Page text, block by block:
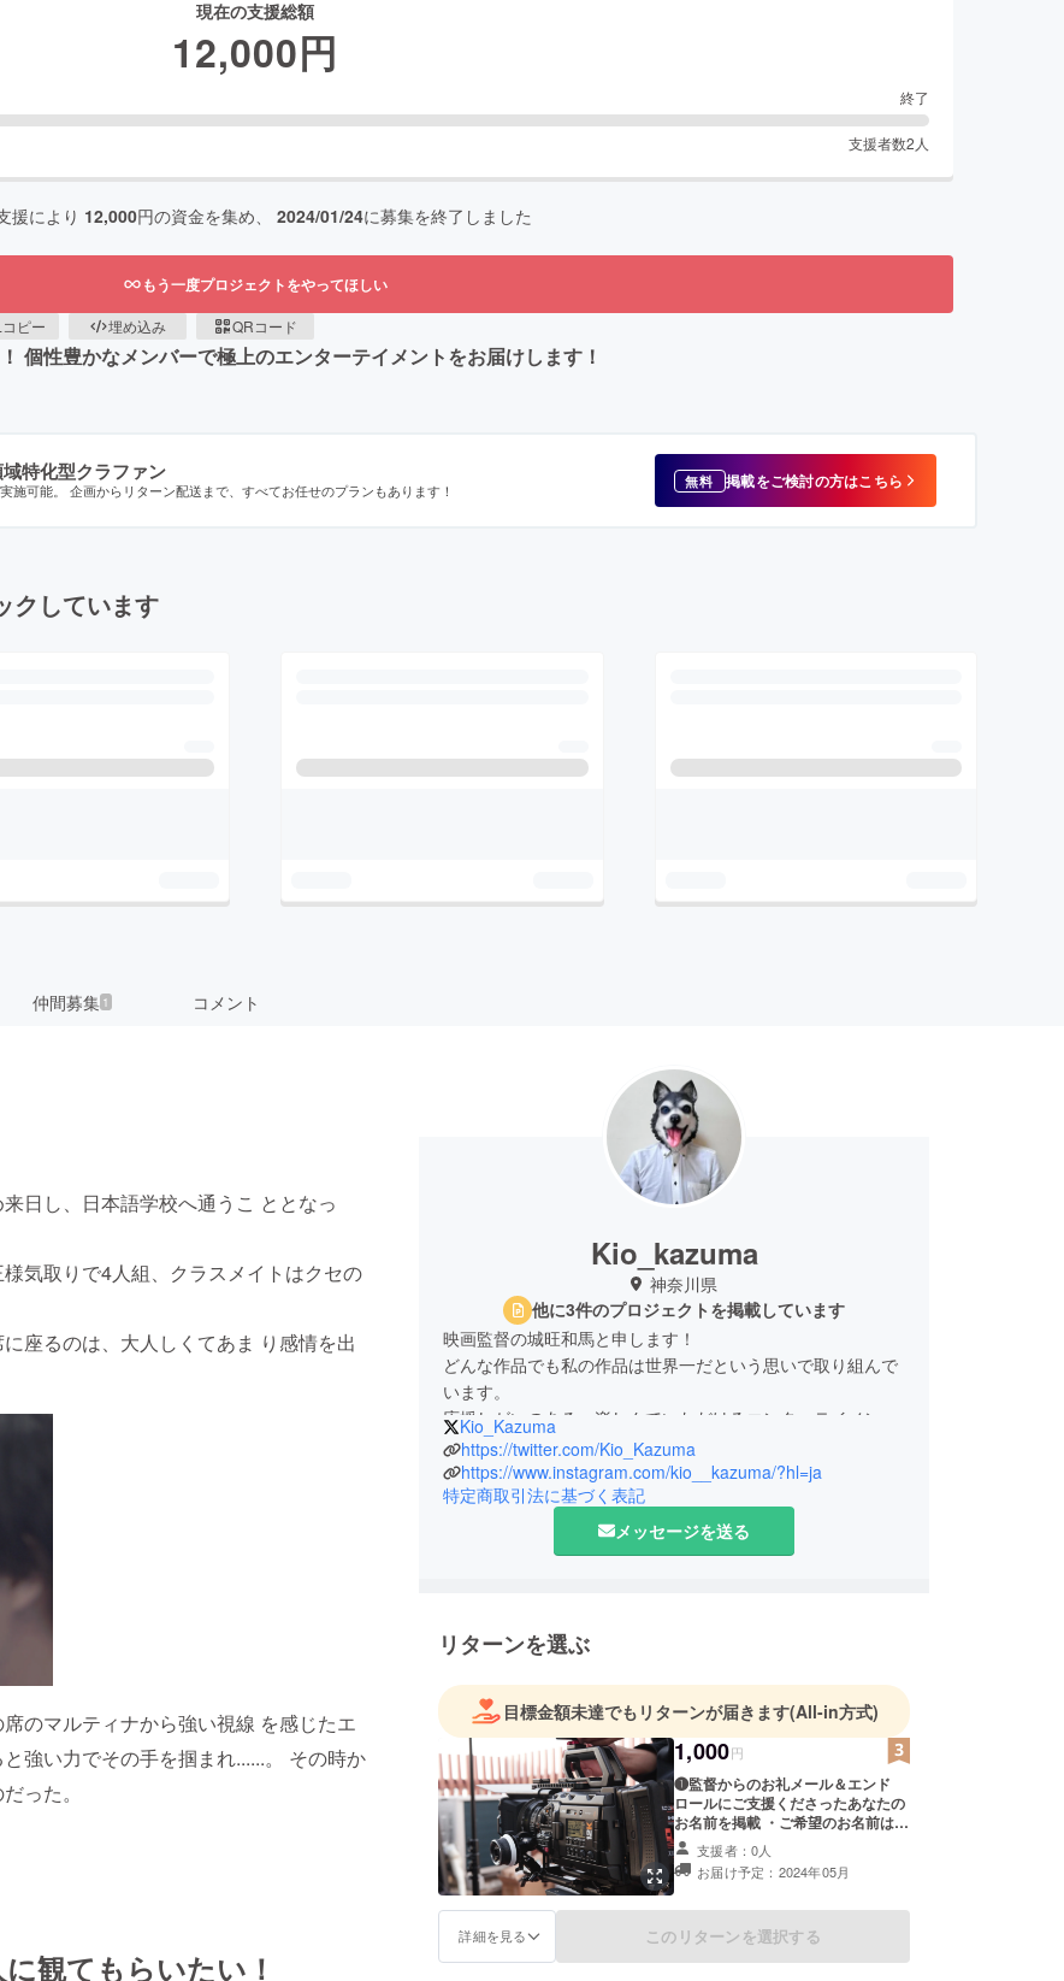
現在の支援総額
12,000円
終了
支援者数2 人
援により 12,000円の資金を集め、 2024/01/24に募集を終了しました
もう一度プロジェクトをやってほしい
ピー 埋め込み QRコード
個性豊かなメンバーで極上のエンターテイメントをお届けします！
特化型クラファン
施可能。 企画からリターン配送まで、すべてお任せのプランもあります！ 無料 掲載をご検討の方はこちら
クしています
仲間募集 1 コメント
日し、日本語学校へ通うこ ととなっ
気取りで4人組、クラスメイトはクセの
座るのは、大人しくてあま り感情を出
のマルティナから強い視線 を感じたエ
強い力でその手を掴まれ......。 その時か
った。
観てもらいたい！
Kio_kazuma
神奈川県
他に3件のプロジェクトを掲載しています
映画監督の城旺和馬と申します！
どんな作品でも私の作品は世界一だという思いで取り組んで
います。
応援しがいのある、楽しんでいただけるエンターテイメント
を作りますのでよろしく
お願いします！
Kio_Kazuma
https://twitter.com/Kio_Kazuma
https://www.instagram.com/kio__kazuma/?hl=ja
特定商取引法に基づく表記
メッセージを送る
リターンを選ぶ
目標金額未達でもリターンが届きます(All-in方式)
1,000円
❶監督からのお礼メール＆エンド
ロールにご支援くださったあなたの
お名前を掲載 ・ご希望のお名前は備
考欄に記載をお願いします ・注目し
ているキャラクターやキャストを教
えてください
支援者：0人
お届け予定：2024年05月
詳細を見る このリターンを選択する